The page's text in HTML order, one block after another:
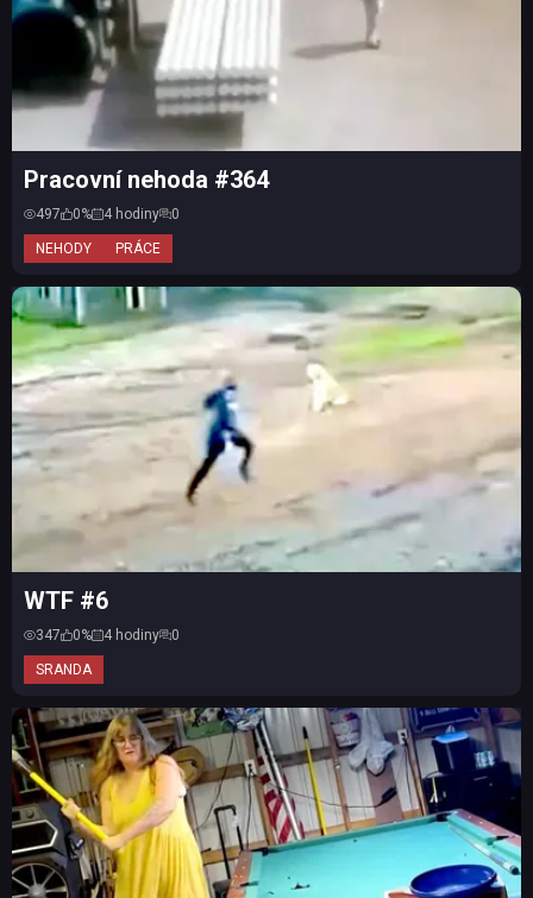
NEHODY PRÁCE
Pracovní nehoda #364
497 0% 4 hodiny 0
SRANDA
WTF #6
347 0% 4 hodiny 0